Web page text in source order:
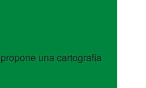
una cartografía